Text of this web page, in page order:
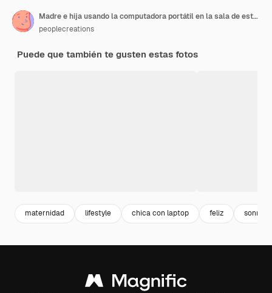
Madre e hija usando la computadora portátil en la sala de estar
peoplecreations
Puede que también te gusten estas fotos
maternidad lifestyle chica con laptop feliz